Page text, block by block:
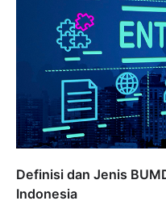
Definisi dan Jenis
Indonesia